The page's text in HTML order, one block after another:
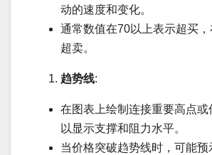
动的速度和变化。
通常数值在70以上表示超买
超卖。
趋势线:
在图表上绘制连接重要高点或
以显示支撑和阻力水平。
当价格突破趋势线时，可能预